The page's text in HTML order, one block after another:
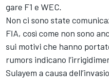
gare F1 e WEC.
Non ci sono state
FIA, così come non sono
sui motivi che hanno
rumors indicano
Sulayem a causa